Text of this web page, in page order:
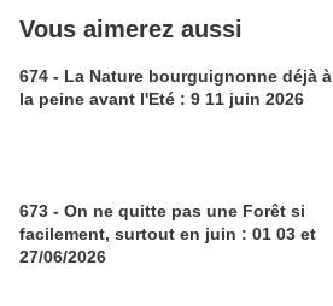
Vous aimerez aussi
674 - La Nature bourguignonne déjà à
la peine avant l'Eté : 9 11 juin 2026
673 - On ne quitte pas une Forêt si
facilement, surtout en juin : 01 03 et
27/06/2026